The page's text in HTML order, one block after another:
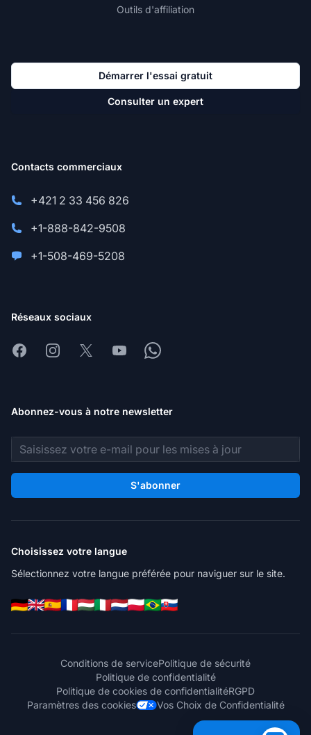
Outils d'affiliation
Démarrer l'essai gratuit
Consulter un expert
Contacts commerciaux
+421 2 33 456 826
+1-888-842-9508
+1-508-469-5208
Réseaux sociaux
FacebookInstagram
X YoutubeWhatsapp
Abonnez-vous à notre newsletter
Adresse e-mail
S'abonner
Choisissez votre langue
Sélectionnez votre langue préférée pour naviguer sur le site.
Conditions de servicePolitique de sécurité
Politique de confidentialité
Politique de cookies de confidentialitéRGPD
Paramètres des cookies
Vos Choix de Confidentialité